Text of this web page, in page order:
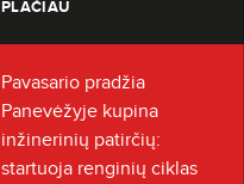
PLAČIAU
Pavasario pradžia
Panevėžyje kupina
inžinerinių patirčių:
startuoja renginių ciklas